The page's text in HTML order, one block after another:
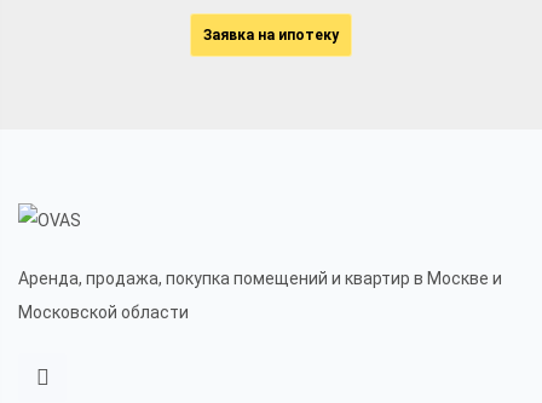
Заявка на ипотеку
Аренда, продажа, покупка помещений и квартир в Москве и
Московской области